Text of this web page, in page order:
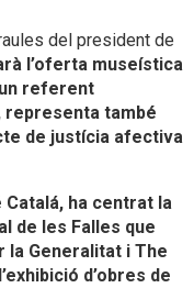
del president de
l’oferta museística
referent
representa també
de justícia afectiva
Catalá, ha centrat la
de les Falles que
la Generalitat i The
d’obres de